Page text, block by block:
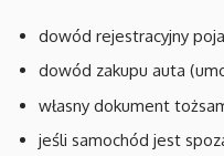
dowód rejestracyjny
dowód zakupu auta
własny dokument
jeśli samochód jest